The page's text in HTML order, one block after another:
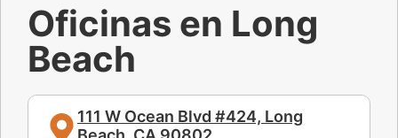
Oficinas en Long
Beach
111 W Ocean Blvd #424, Long